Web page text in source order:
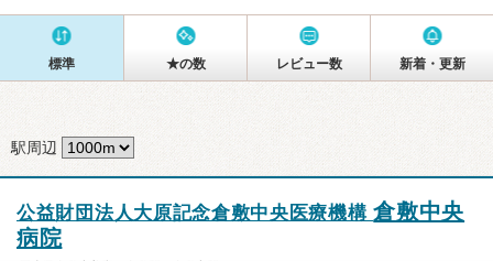
標準 ★の数 レビュー数 新着・更新
駅周辺
公益財団法人大原記念倉敷中央医療機構倉敷中央
病院